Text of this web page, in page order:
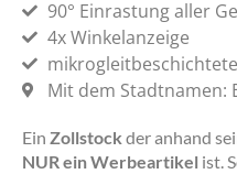
90° Einrastung aller
4x Winkelanzeige
Mit dem Stadtnamen:
Ein Zollstock der anhand
NUR ein Werbeartikel ist.